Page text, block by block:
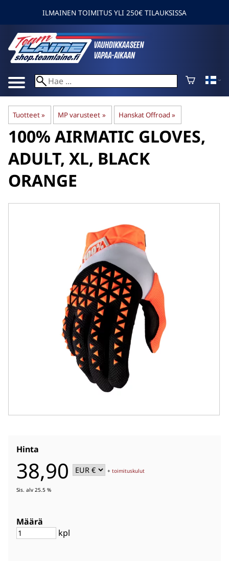
ILMAINEN TOIMITUS YLI 250€ TILAUKSISSA
Tuotteet‪» MP varusteet ‪» Hanskat Offroad ‪»
100% AIRMATIC GLOVES,
ADULT, XL, BLACK
ORANGE
Hinta
38,90 +toimituskulut
Sis. alv 25.5 %
Määrä
kpl